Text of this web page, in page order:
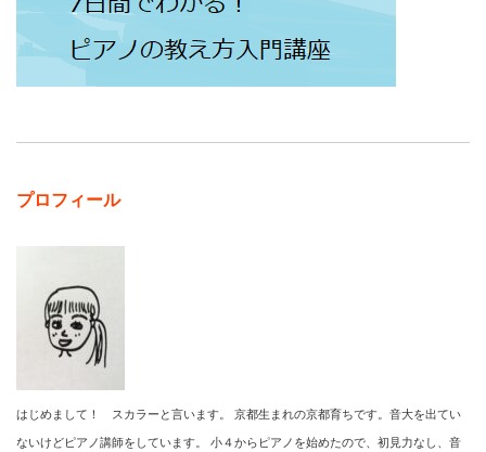
プロフィール
はじめまして！ スカラーと言います。 京都生まれの京都育ちです。音大を出てい
ないけどピアノ講師をしています。 小４からピアノを始めたので、初見力なし、音